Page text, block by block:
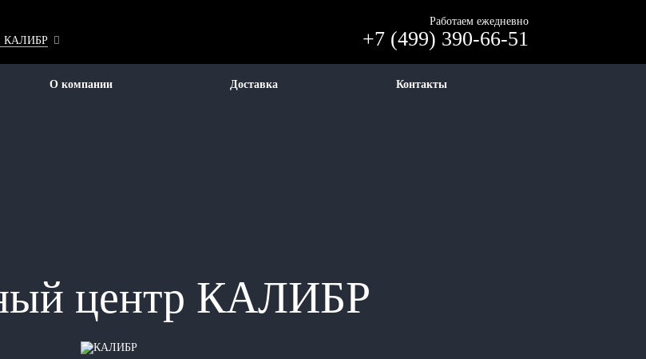
КАЛИБР
Работаем ежедневно
+7 (499) 390-66-51
О компании Доставка Контакты
центр КАЛИБР